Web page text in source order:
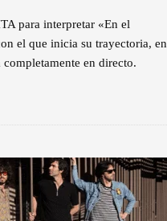
para interpretar «En el
el que inicia su trayectoria, en
completamente en directo.